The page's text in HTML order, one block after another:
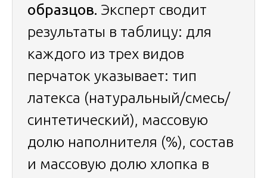
образцов. Эксперт сводит
результаты в таблицу: для
каждого из трех видов
перчаток указывает: тип
латекса (натуральный/смесь/
синтетический), массовую
долю наполнителя (%), состав
и массовую долю хлопка в